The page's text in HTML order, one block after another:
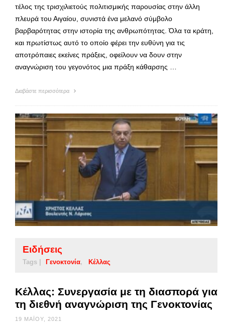
τέλος της τρισχιλιετούς πολιτισμικής παρουσίας στην άλλη
πλευρά του Αιγαίου, συνιστά ένα μελανό σύμβολο
βαρβαρότητας στην ιστορία της ανθρωπότητας. Όλα τα κράτη,
και πρωτίστως αυτό το οποίο φέρει την ευθύνη για τις
αποτρόπαιες εκείνες πράξεις, οφείλουν να δουν στην
αναγνώριση του γεγονότος μια πράξη κάθαρσης …
Διαβάστε περισσότερα
Ειδήσεις
Tags | Γενοκτονία Κέλλας
Κέλλας: Συνεργασία με τη διασπορά για
τη διεθνή αναγνώριση της Γενοκτονίας
19 ΜΑΪ́ΟΥ, 2021